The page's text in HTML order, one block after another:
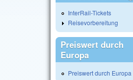
InterRail-Tickets
Reisevorbereitung
Preiswert durch
Europa
Preiswert durch Europa